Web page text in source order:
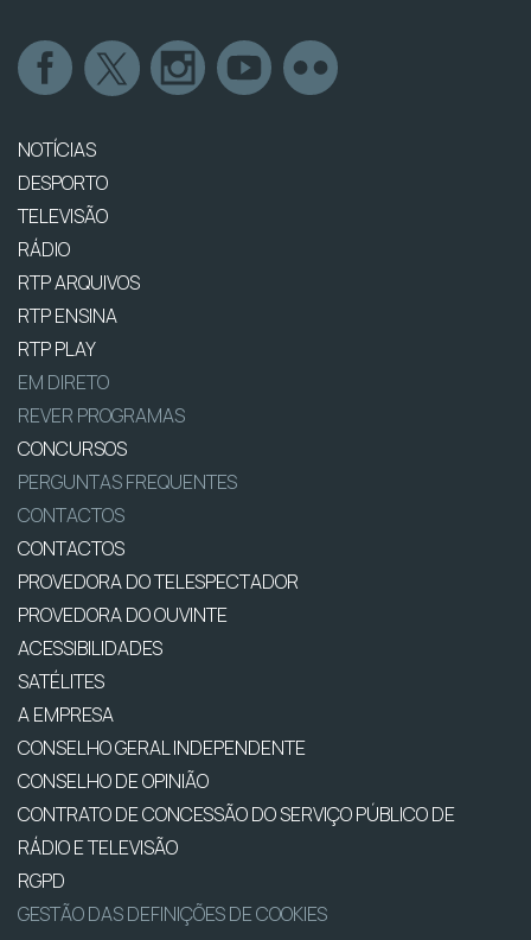
NOTÍCIAS
DESPORTO
TELEVISÃO
RÁDIO
RTP ARQUIVOS
RTP ENSINA
RTP PLAY
EM DIRETO
REVER PROGRAMAS
CONCURSOS
PERGUNTAS FREQUENTES
CONTACTOS
CONTACTOS
PROVEDORA DO TELESPECTADOR
PROVEDORA DO OUVINTE
ACESSIBILIDADES
SATÉLITES
A EMPRESA
CONSELHO GERAL INDEPENDENTE
CONSELHO DE OPINIÃO
CONTRATO DE CONCESSÃO DO SERVIÇO PÚBLICO DE
RÁDIO E TELEVISÃO
RGPD
GESTÃO DAS DEFINIÇÕES DE COOKIES